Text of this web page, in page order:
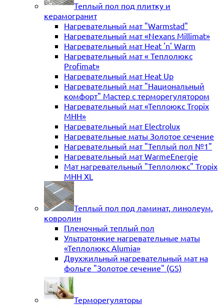
Теплый пол под плитку и
керамогранит
Нагревательный мат "Warmstad"
Нагревательный мат «Nexans Millimat»
Нагревательный мат Heat 'n' Warm
Нагревательный мат « Теплолюкс
Profimat»
Нагревательный мат Heat Up
Нагревательный мат "Национальный
комфорт" Мастер с терморегулятором
Нагревательный мат «Теплоюкс Tropix
MHH»
Нагревательный мат Electrolux
Нагревательные маты Золотое сечение
Нагревательный мат "Теплый пол №1"
Нагревательный мат WarmeEnergie
Мат нагревательный "Теплолюкс" Tropix
МНН XL
Теплый пол под ламинат, линолеум,
ковролин
Пленочный теплый пол
Ультратонкие нагревательные маты
«Теплолюкс Alumia»
Двухжильный нагревательный мат на
фольге "Золотое сечение" (GS)
Терморегуляторы